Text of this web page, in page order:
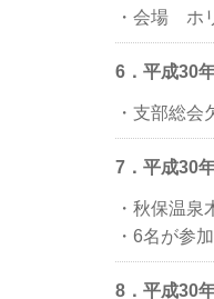
・会場 ホ
6．平成30
・支部総
7．平成30
・秋保温
・6名が参加
8．平成30